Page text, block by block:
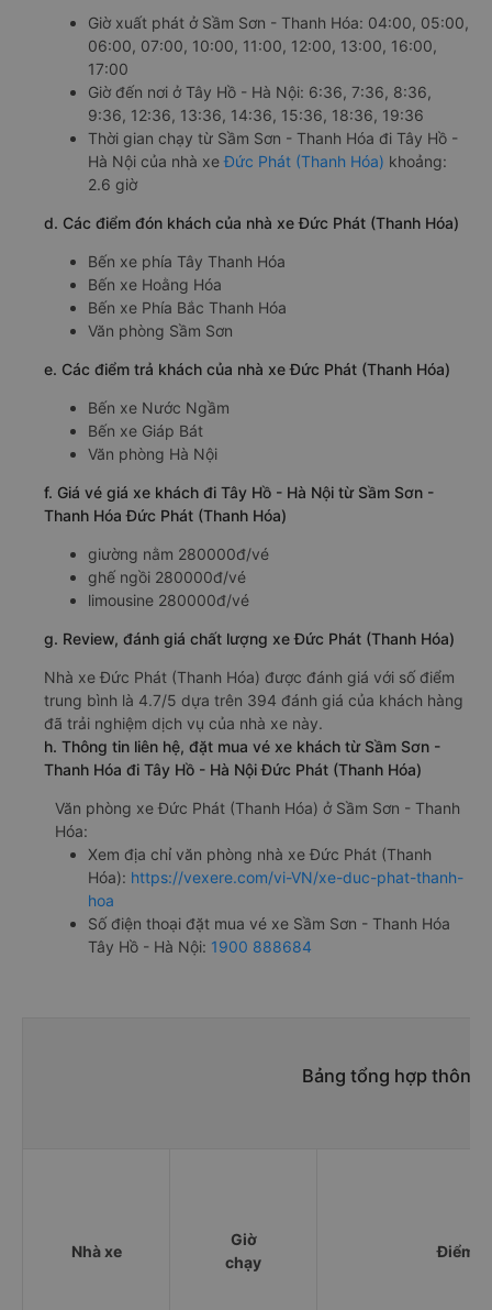
Giờ xuất phát ở Sầm Sơn - Thanh Hóa: 04:00, 05:00,
06:00, 07:00, 10:00, 11:00, 12:00, 13:00, 16:00,
17:00
Giờ đến nơi ở Tây Hồ - Hà Nội: 6:36, 7:36, 8:36,
9:36, 12:36, 13:36, 14:36, 15:36, 18:36, 19:36
Thời gian chạy từ Sầm Sơn - Thanh Hóa đi Tây Hồ -
Hà Nội của nhà xeĐức Phát (Thanh Hóa) khoảng:
2.6 giờ
d. Các điểm đón khách của nhà xe Đức Phát (Thanh Hóa)
Bến xe phía Tây Thanh Hóa
Bến xe Hoằng Hóa
Bến xe Phía Bắc Thanh Hóa
Văn phòng Sầm Sơn
e. Các điểm trả khách của nhà xe Đức Phát (Thanh Hóa)
Bến xe Nước Ngầm
Bến xe Giáp Bát
Văn phòng Hà Nội
f. Giá vé giá xe khách đi Tây Hồ - Hà Nội từ Sầm Sơn -
Thanh Hóa Đức Phát (Thanh Hóa)
giường nằm 280000đ/vé
ghế ngồi 280000đ/vé
limousine 280000đ/vé
g. Review, đánh giá chất lượng xe Đức Phát (Thanh Hóa)
Nhà xe Đức Phát (Thanh Hóa) được đánh giá với số điểm
trung bình là 4.7/5 dựa trên 394 đánh giá của khách hàng
đã trải nghiệm dịch vụ của nhà xe này.
h. Thông tin liên hệ, đặt mua vé xe khách từ Sầm Sơn -
Thanh Hóa đi Tây Hồ - Hà Nội Đức Phát (Thanh Hóa)
Văn phòng xe Đức Phát (Thanh Hóa) ở Sầm Sơn - Thanh
Hóa:
Xem địa chỉ văn phòng nhà xe Đức Phát (Thanh
Hóa): https://vexere.com/vi-VN/xe-duc-phat-thanh-
hoa
Số điện thoại đặt mua vé xe Sầm Sơn - Thanh Hóa
Tây Hồ - Hà Nội: 1900 888684
Bảng tổng hợp thông
Nhà xe
Giờ
chạy
Điểm đi